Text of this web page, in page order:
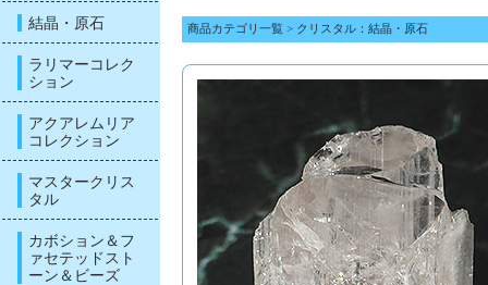
結晶・原石
ラリマーコレク
ション
アクアレムリア
コレクション
マスタークリス
タル
カボション＆フ
ァセテッドスト
ーン＆ビーズ
商品カテゴリ一覧 > クリスタル：結晶・原石